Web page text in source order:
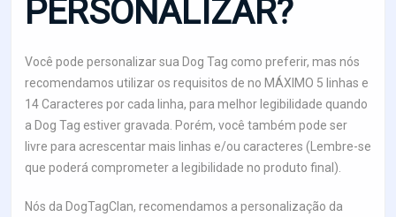
PERSONALIZAR?
Você pode personalizar sua Dog Tag como preferir, mas nós
recomendamos utilizar os requisitos de no MÁXIMO 5 linhas e
14 Caracteres por cada linha, para melhor legibilidade quando
a Dog Tag estiver gravada. Porém, você também pode ser
livre para acrescentar mais linhas e/ou caracteres (Lembre-se
que poderá comprometer a legibilidade no produto final).
Nós da DogTagClan, recomendamos a personalização da